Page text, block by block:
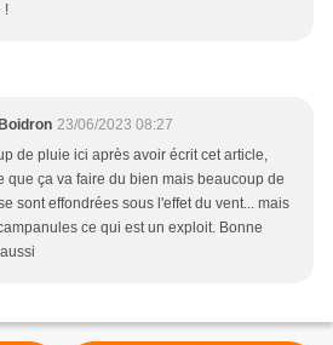
!
23/06/2023 08:27
de pluie ici après avoir écrit cet article,
que ça va faire du bien mais beaucoup de
sont effondrées sous l'effet du vent... mais
ce qui est un exploit. Bonne